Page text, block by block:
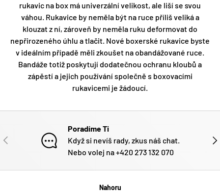
rukavic na box má univerzální velikost, ale liší se svou
váhou. Rukavice by neměla být na ruce příliš veliká a
klouzat z ní, zároveň by neměla ruku deformovat do
nepřirozeného úhlu a tlačit. Nové boxerské rukavice byste
v ideálním případě měli zkoušet na obandážované ruce.
Bandáže totiž poskytují dodatečnou ochranu kloubů a
zápěstí a jejich používání společně s boxovacími
rukavicemi je žádoucí.
PŘEDCHOZÍ
Poradíme Ti
Když si nevíš rady, zkus náš chat.
Nebo volej na +420 273 132 070
Nahoru